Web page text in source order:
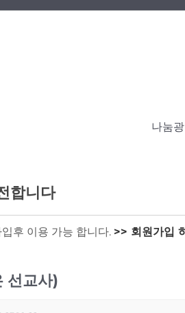
나눔
합니다
후 이용 가능 합니다. >> 회원가입
선교사)